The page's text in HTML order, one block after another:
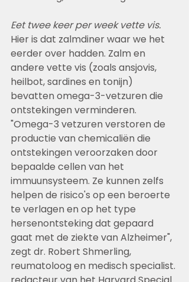
Eet twee keer per week vette vis.
Hier is dat zalmdiner waar we het
eerder over hadden. Zalm en
andere vette vis (zoals ansjovis,
heilbot, sardines en tonijn)
bevatten omega-3-vetzuren die
ontstekingen verminderen.
"Omega-3 vetzuren verstoren de
productie van chemicaliën die
ontstekingen veroorzaken door
bepaalde cellen van het
immuunsysteem. Ze kunnen zelfs
helpen de risico's op een beroerte
te verlagen en op het type
hersenontsteking dat gepaard
gaat met de ziekte van Alzheimer",
zegt dr. Robert Shmerling,
reumatoloog en medisch specialist.